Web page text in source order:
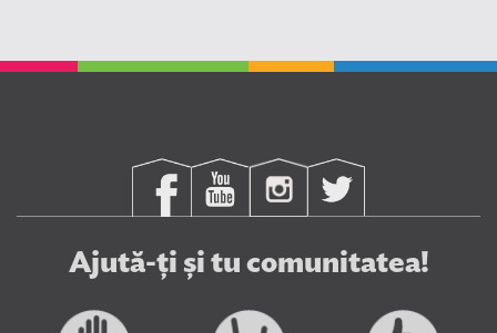
Ajută-ți și tu comunitatea!